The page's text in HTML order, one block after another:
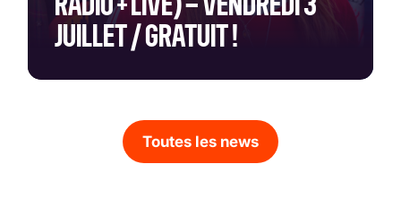
JUILLET / GRATUIT !
Toutes les news